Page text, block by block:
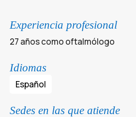
Experiencia profesional
27 años como oftalmólogo
Idiomas
Español
Sedes en las que atiende